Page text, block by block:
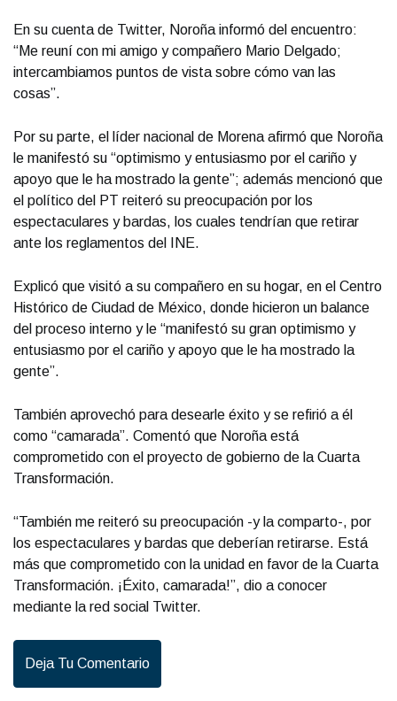
En su cuenta de Twitter, Noroña informó del encuentro:
“Me reuní con mi amigo y compañero Mario Delgado;
intercambiamos puntos de vista sobre cómo van las
cosas”.
Por su parte, el líder nacional de Morena afirmó que Noroña
le manifestó su “optimismo y entusiasmo por el cariño y
apoyo que le ha mostrado la gente”; además mencionó que
el político del PT reiteró su preocupación por los
espectaculares y bardas, los cuales tendrían que retirar
ante los reglamentos del INE.
Explicó que visitó a su compañero en su hogar, en el Centro
Histórico de Ciudad de México, donde hicieron un balance
del proceso interno y le “manifestó su gran optimismo y
entusiasmo por el cariño y apoyo que le ha mostrado la
gente”.
También aprovechó para desearle éxito y se refirió a él
como “camarada”. Comentó que Noroña está
comprometido con el proyecto de gobierno de la Cuarta
Transformación.
“También me reiteró su preocupación -y la comparto-, por
los espectaculares y bardas que deberían retirarse. Está
más que comprometido con la unidad en favor de la Cuarta
Transformación. ¡Éxito, camarada!”, dio a conocer
mediante la red social Twitter.
Deja Tu Comentario